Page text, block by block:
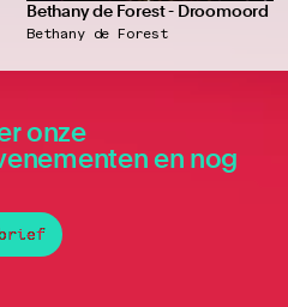
Bethany de Forest - Droomoord
Bethany de Forest
onze
en nog